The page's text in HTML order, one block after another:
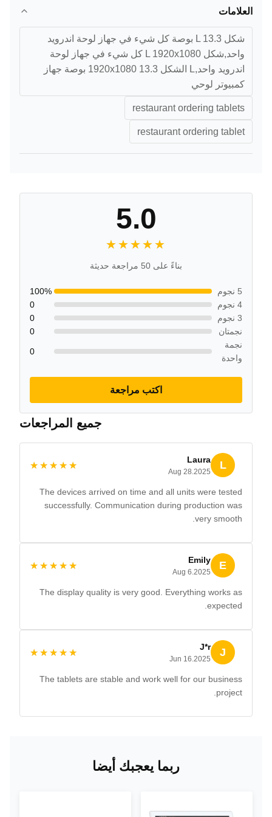
العلامات
شكل L 13.3 بوصة كل شيء في جهاز لوحة اندرويد
واحد,شكل L 1920x1080 كل شيء في جهاز لوحة
اندرويد واحد,L الشكل 1920x1080 13.3 بوصة جهاز
كمبيوتر لوحي
restaurant ordering tablets
restaurant ordering tablet
5.0
★★★★★
★★★★★
بناءً على 50 مراجعة حديثة
5 نجوم
100%
4 نجوم
0
3 نجوم
0
نجمتان
0
نجمة
واحدة
0
اكتب مراجعة
جميع المراجعات
L
Laura
Aug 28.2025
★★★★★
★★★★★
The devices arrived on time and all units were tested
successfully. Communication during production was
very smooth.
E
Emily
Aug 6.2025
★★★★★
★★★★★
The display quality is very good. Everything works as
expected.
J
J*r
Jun 16.2025
★★★★★
★★★★★
The tablets are stable and work well for our business
project.
ربما يعجبك أيضا